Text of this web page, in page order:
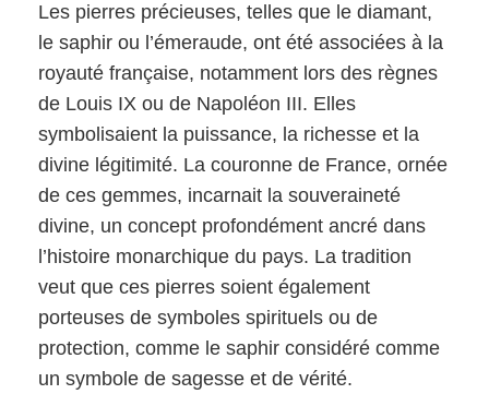
Les pierres précieuses, telles que le diamant,
le saphir ou l’émeraude, ont été associées à la
royauté française, notamment lors des règnes
de Louis IX ou de Napoléon III. Elles
symbolisaient la puissance, la richesse et la
divine légitimité. La couronne de France, ornée
de ces gemmes, incarnait la souveraineté
divine, un concept profondément ancré dans
l’histoire monarchique du pays. La tradition
veut que ces pierres soient également
porteuses de symboles spirituels ou de
protection, comme le saphir considéré comme
un symbole de sagesse et de vérité.